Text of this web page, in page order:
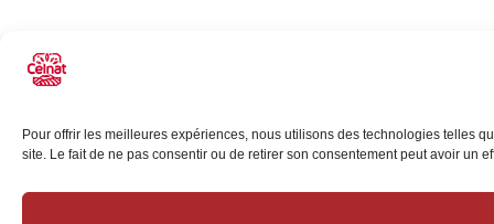
Pour offrir les meilleures expériences, nous utilisons des technologies telles
site. Le fait de ne pas consentir ou de retirer son consentement peut avoir un